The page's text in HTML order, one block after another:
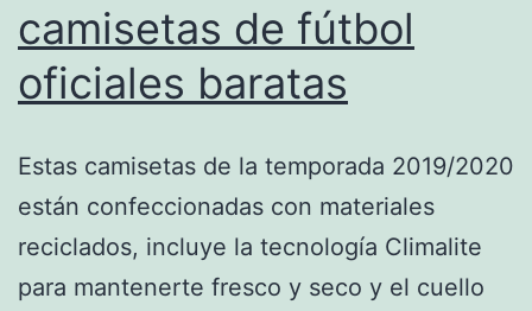
camisetas de fútbol
oficiales baratas
Estas camisetas de la temporada 2019/2020
están confeccionadas con materiales
reciclados, incluye la tecnología Climalite
para mantenerte fresco y seco y el cuello